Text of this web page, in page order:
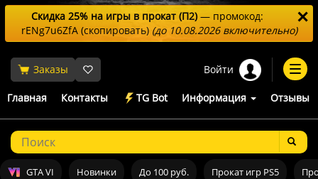
✕
Скидка 25% на игры в прокат (П2)— промокод:
rENg7u6ZfA (скопировать) (до 10.08.2026 включительно)
Заказы Войти
Главная Контакты TG Bot Информация Отзывы
GTA VI Новинки До 100 руб. Прокат игр PS5